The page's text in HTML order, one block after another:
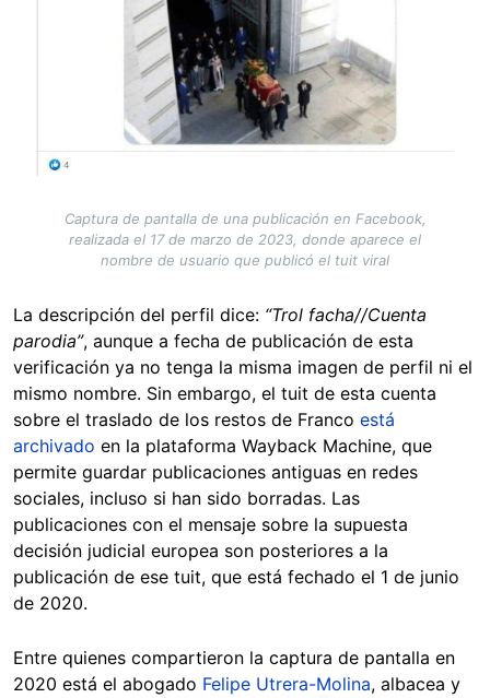
Captura de pantalla de una publicación en Facebook,
realizada el 17 de marzo de 2023, donde aparece el
nombre de usuario que publicó el tuit viral
La descripción del perfil dice: “Trol facha//Cuenta
parodia”, aunque a fecha de publicación de esta
verificación ya no tenga la misma imagen de perfil ni el
mismo nombre. Sin embargo, el tuit de esta cuenta
sobre el traslado de los restos de Franco está
archivado en la plataforma Wayback Machine, que
permite guardar publicaciones antiguas en redes
sociales, incluso si han sido borradas. Las
publicaciones con el mensaje sobre la supuesta
decisión judicial europea son posteriores a la
publicación de ese tuit, que está fechado el 1 de junio
de 2020.
Entre quienes compartieron la captura de pantalla en
2020 está el abogado Felipe Utrera-Molina, albacea y